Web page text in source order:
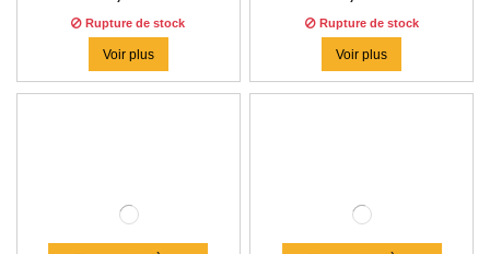
Rupture de stock
Voir plus
Rupture de stock
Voir plus